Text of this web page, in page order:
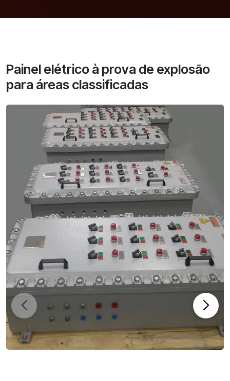
Painel elétrico à prova de explosão
para áreas classificadas